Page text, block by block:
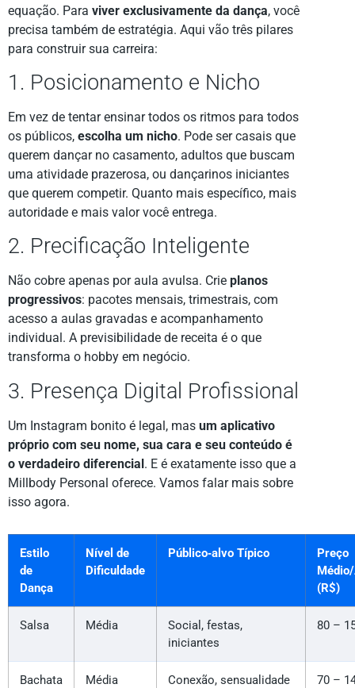
equação. Para viver exclusivamente da dança, você
precisa também de estratégia. Aqui vão três pilares
para construir sua carreira:
1. Posicionamento e Nicho
Em vez de tentar ensinar todos os ritmos para todos
os públicos, escolha um nicho. Pode ser casais que
querem dançar no casamento, adultos que buscam
uma atividade prazerosa, ou dançarinos iniciantes
que querem competir. Quanto mais específico, mais
autoridade e mais valor você entrega.
2. Precificação Inteligente
Não cobre apenas por aula avulsa. Crie planos
progressivos: pacotes mensais, trimestrais, com
acesso a aulas gravadas e acompanhamento
individual. A previsibilidade de receita é o que
transforma o hobby em negócio.
3. Presença Digital Profissional
Um Instagram bonito é legal, mas um aplicativo
próprio com seu nome, sua cara e seu conteúdo é
o verdadeiro diferencial. E é exatamente isso que a
Millbody Personal oferece. Vamos falar mais sobre
isso agora.
Estilo
de
Dança
Nível de
Dificuldade
Público‑alvo Típico
Preço
(R$)
Salsa Média
Social, festas,
iniciantes
80 –
Bachata Média Conexão, sensualidade 70 –